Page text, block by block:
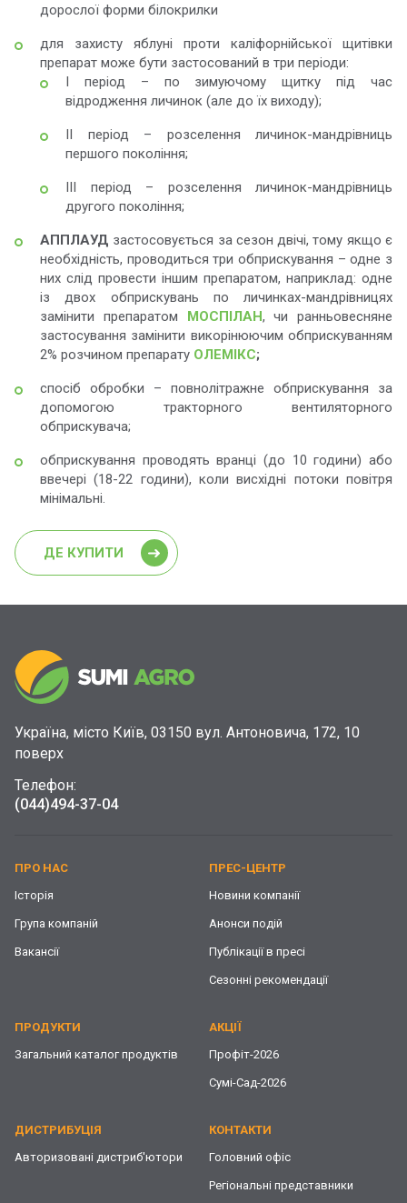
дорослої форми білокрилки
для захисту яблуні проти каліфорнійської щитівки
препарат може бути застосований в три періоди:
I період – по зимуючому щитку під час
відродження личинок (але до їх виходу);
II період – розселення личинок-мандрівниць
першого покоління;
III період – розселення личинок-мандрівниць
другого покоління;
АППЛАУД застосовується за сезон двічі, тому якщо є
необхідність, проводиться три обприскування – одне з
них слід провести іншим препаратом, наприклад: одне
із двох обприскувань по личинках-мандрівницях
замінити препаратом МОСПІЛАН, чи ранньовесняне
застосування замінити викорінюючим обприскуванням
2% розчином препарату ОЛЕМІКС;
спосіб обробки – повнолітражне обприскування за
допомогою тракторного вентиляторного
обприскувача;
обприскування проводять вранці (до 10 години) або
ввечері (18-22 години), коли висхідні потоки повітря
мінімальні.
ДЕ КУПИТИ
Україна, місто Київ, 03150 вул. Антоновича, 172, 10
поверх
Телефон:
(044)494-37-04
ПРО НАС
Історія
Група компаній
Вакансії
ПРЕС-ЦЕНТР
Новини компанії
Анонси подій
Публікації в пресі
Сезонні рекомендації
ПРОДУКТИ
Загальний каталог продуктів
АКЦІЇ
Профіт-2026
Сумі-Сад-2026
ДИСТРИБУЦІЯ
Авторизовані дистриб'ютори
КОНТАКТИ
Головний офіс
Регіональні представники